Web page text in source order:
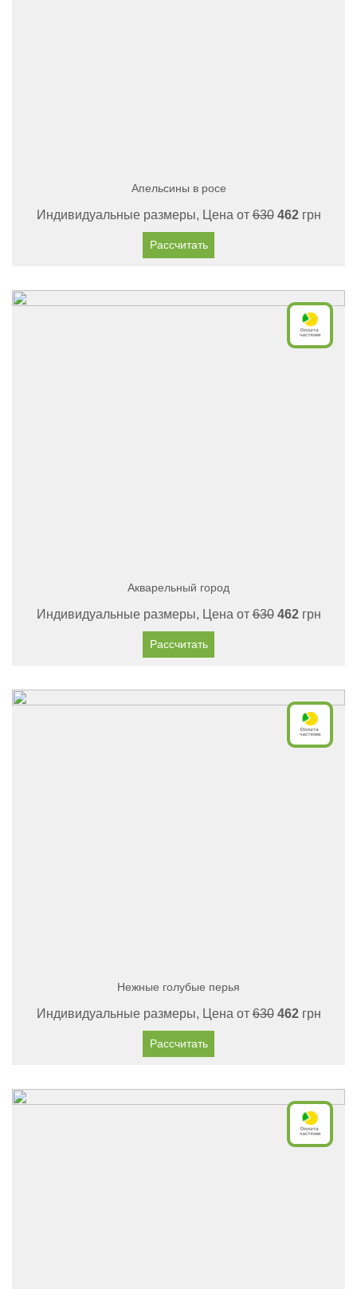
Апельсины в росе
Индивидуальные размеры, Цена от630 462грн
Рассчитать
Акварельный город
Индивидуальные размеры, Цена от630 462грн
Рассчитать
Нежные голубые перья
Индивидуальные размеры, Цена от630 462грн
Рассчитать